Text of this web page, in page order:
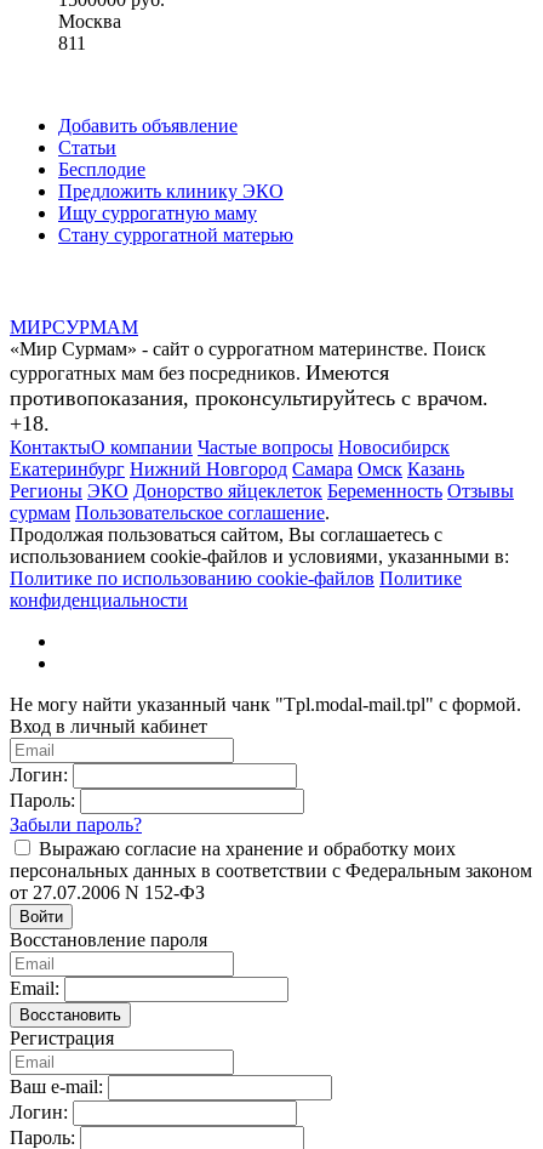
Москва
811
Добавить объявление
Статьи
Бесплодие
Предложить клинику ЭКО
Ищу суррогатную маму
Стану суррогатной матерью
МИРСУРМАМ
«Мир Сурмам» - сайт о суррогатном материнстве. Поиск
суррогатных мам без посредников. Имеются
противопоказания, проконсультируйтесь с врачом.
+18.
КонтактыО компании Частые вопросы Новосибирск
Екатеринбург Нижний Новгород Самара Омск Казань
Регионы ЭКО Донорство яйцеклеток Беременность Отзывы
сурмам Пользовательское соглашение.
Продолжая пользоваться сайтом, Вы соглашаетесь с
использованием cookie-файлов и условиями, указанными в:
Политике по использованию cookie-файлов Политике
конфиденциальности
Не могу найти указанный чанк "Tpl.modal-mail.tpl" с формой.
Вход в личный кабинет
Логин:
Пароль:
Забыли пароль?
Выражаю согласие на хранение и обработку моих
персональных данных в соответствии с Федеральным законом
от 27.07.2006 N 152-ФЗ
Войти
Восстановление пароля
Email:
Восстановить
Регистрация
Ваш e-mail:
Логин:
Пароль: